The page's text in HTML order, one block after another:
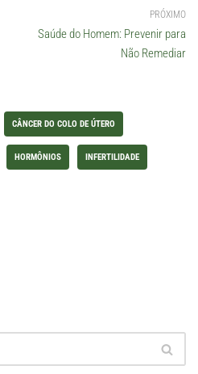
PRÓXIMO
Saúde do Homem: Prevenir para
Não Remediar
CÂNCER DO COLO DE ÚTERO
HORMÔNIOS INFERTILIDADE